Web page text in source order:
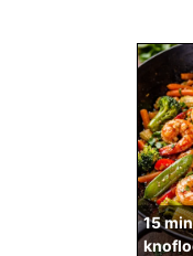
15